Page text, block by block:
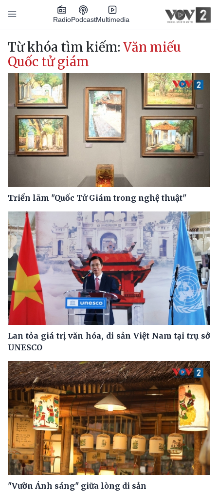
Nhảy đến nội dung
RadioPodcastMultimedia
Main navigation
Từ khóa tìm kiếm: Văn miếu
Quốc tử giám
Triển lãm "Quốc Tử Giám trong nghệ thuật"
Lan tỏa giá trị văn hóa, di sản Việt Nam tại trụ sở
UNESCO
"Vườn Ánh sáng" giữa lòng di sản